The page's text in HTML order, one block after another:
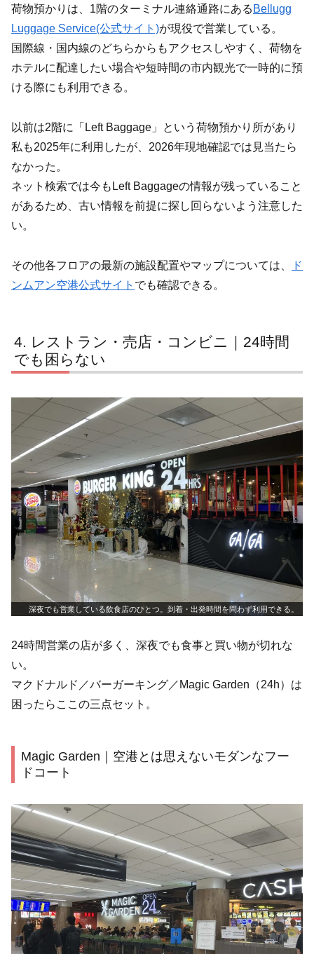
荷物預かりは、1階のターミナル連絡通路にある Bellugg
Luggage Service(公式サイト)が現役で営業している。
国際線・国内線のどちらからもアクセスしやすく、荷物を
ホテルに配達したい場合や短時間の市内観光で一時的に預
ける際にも利用できる。
以前は2階に「Left Baggage」という荷物預かり所があり
私も2025年に利用したが、2026年現地確認では見当たら
なかった。
ネット検索では今もLeft Baggageの情報が残っていること
があるため、古い情報を前提に探し回らないよう注意した
い。
その他各フロアの最新の施設配置やマップについては、
ド
ンムアン空港公式サイト でも確認できる。
レストラン・売店・コンビニ｜24時間
でも困らない
深夜でも営業している飲食店のひとつ。到着・出発時間を問わず利用できる。
24時間営業の店が多く、深夜でも食事と買い物が切れな
い。
マクドナルド／バーガーキング／Magic Garden（24h）は
困ったらここの三点セット。
Magic Garden｜空港とは思えないモダンなフー
ドコート